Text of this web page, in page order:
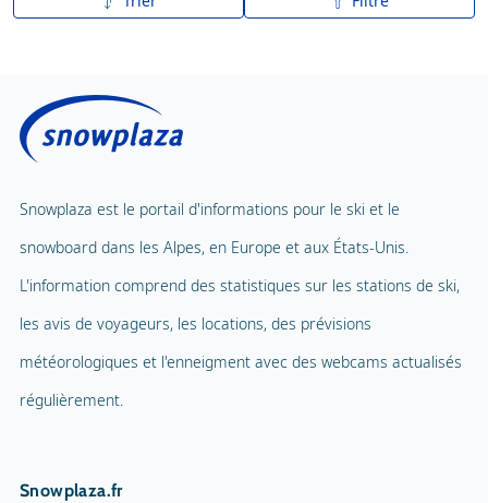
De A à Z
Snowplaza est le portail d'informations pour le ski et le
snowboard dans les Alpes, en Europe et aux États-Unis.
L'information comprend des statistiques sur les stations de ski,
les avis de voyageurs, les locations, des prévisions
météorologiques et l'enneigment avec des webcams actualisés
régulièrement.
Snowplaza.fr